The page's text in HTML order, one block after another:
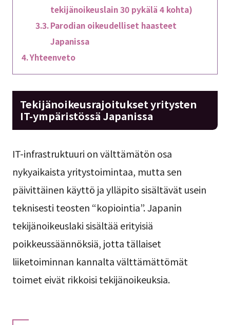
tekijänoikeuslain 30 pykälä 4 kohta)
Parodian oikeudelliset haasteet
Japanissa
Yhteenveto
Tekijänoikeusrajoitukset yritysten
IT-ympäristössä Japanissa
IT-infrastruktuuri on välttämätön osa
nykyaikaista yritystoimintaa, mutta sen
päivittäinen käyttö ja ylläpito sisältävät usein
teknisesti teosten “kopiointia”. Japanin
tekijänoikeuslaki sisältää erityisiä
poikkeussäännöksiä, jotta tällaiset
liiketoiminnan kannalta välttämättömät
toimet eivät rikkoisi tekijänoikeuksia.